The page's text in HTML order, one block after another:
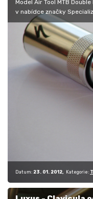
Model Air Tool MTB
v nabídce značky
s…
Datum: 23. 01. 2012 Kategorie: